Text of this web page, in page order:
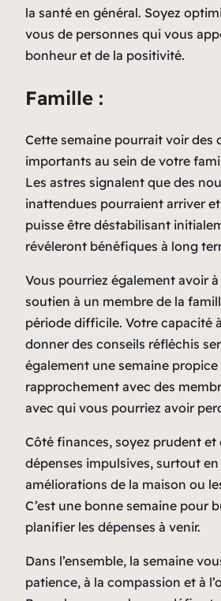
la santé en général. Soyez
vous de personnes qui vous
bonheur et de la positivité.
Famille :
Cette semaine pourrait voir des
importants au sein de votre
Les astres signalent que des
inattendues pourraient arriver
puisse être déstabilisant
révéleront bénéfiques à long
Vous pourriez également avoir
soutien à un membre de la
période difficile. Votre capacité
donner des conseils réfléchis
également une semaine propice
rapprochement avec des
avec qui vous pourriez avoir
Côté finances, soyez prudent et
dépenses impulsives, surtout en
améliorations de la maison ou
C’est une bonne semaine pour
planifier les dépenses à venir.
Dans l’ensemble, la semaine
patience, à la compassion et à